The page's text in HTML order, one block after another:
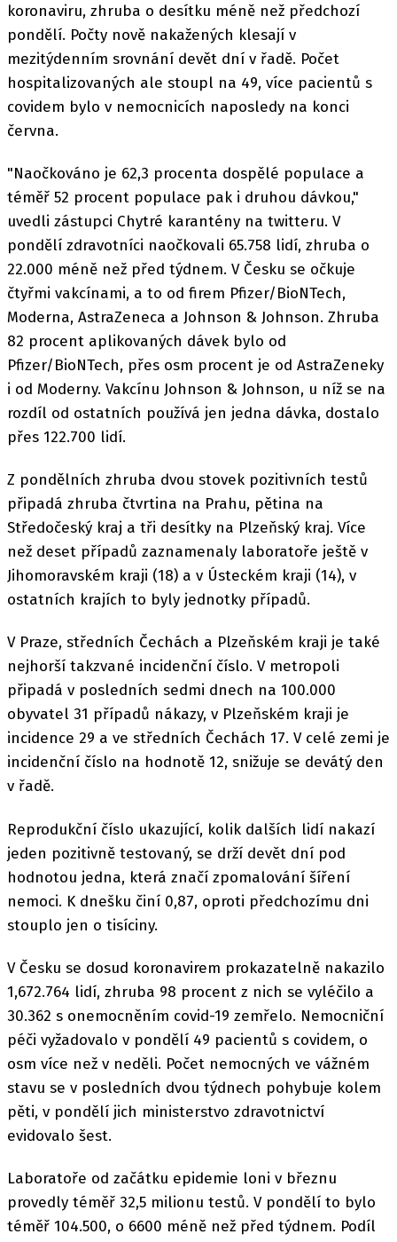
koronaviru, zhruba o desítku méně než předchozí
pondělí. Počty nově nakažených klesají v
mezitýdenním srovnání devět dní v řadě. Počet
hospitalizovaných ale stoupl na 49, více pacientů s
covidem bylo v nemocnicích naposledy na konci
června.
"Naočkováno je 62,3 procenta dospělé populace a
téměř 52 procent populace pak i druhou dávkou,"
uvedli zástupci Chytré karantény na twitteru. V
pondělí zdravotníci naočkovali 65.758 lidí, zhruba o
22.000 méně než před týdnem. V Česku se očkuje
čtyřmi vakcínami, a to od firem Pfizer/BioNTech,
Moderna, AstraZeneca a Johnson & Johnson. Zhruba
82 procent aplikovaných dávek bylo od
Pfizer/BioNTech, přes osm procent je od AstraZeneky
i od Moderny. Vakcínu Johnson & Johnson, u níž se na
rozdíl od ostatních používá jen jedna dávka, dostalo
přes 122.700 lidí.
Z pondělních zhruba dvou stovek pozitivních testů
připadá zhruba čtvrtina na Prahu, pětina na
Středočeský kraj a tři desítky na Plzeňský kraj. Více
než deset případů zaznamenaly laboratoře ještě v
Jihomoravském kraji (18) a v Ústeckém kraji (14), v
ostatních krajích to byly jednotky případů.
V Praze, středních Čechách a Plzeňském kraji je také
nejhorší takzvané incidenční číslo. V metropoli
připadá v posledních sedmi dnech na 100.000
obyvatel 31 případů nákazy, v Plzeňském kraji je
incidence 29 a ve středních Čechách 17. V celé zemi je
incidenční číslo na hodnotě 12, snižuje se devátý den
v řadě.
Reprodukční číslo ukazující, kolik dalších lidí nakazí
jeden pozitivně testovaný, se drží devět dní pod
hodnotou jedna, která značí zpomalování šíření
nemoci. K dnešku činí 0,87, oproti předchozímu dni
stouplo jen o tisíciny.
V Česku se dosud koronavirem prokazatelně nakazilo
1,672.764 lidí, zhruba 98 procent z nich se vyléčilo a
30.362 s onemocněním covid-19 zemřelo. Nemocniční
péči vyžadovalo v pondělí 49 pacientů s covidem, o
osm více než v neděli. Počet nemocných ve vážném
stavu se v posledních dvou týdnech pohybuje kolem
pěti, v pondělí jich ministerstvo zdravotnictví
evidovalo šest.
Laboratoře od začátku epidemie loni v březnu
provedly téměř 32,5 milionu testů. V pondělí to bylo
téměř 104.500, o 6600 méně než před týdnem. Podíl